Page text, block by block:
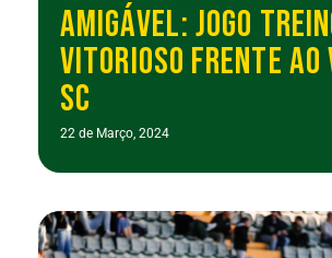
AMIGÁVEL: JOGO
VITORIOSO FRENTE
SC
22 de Março, 2024